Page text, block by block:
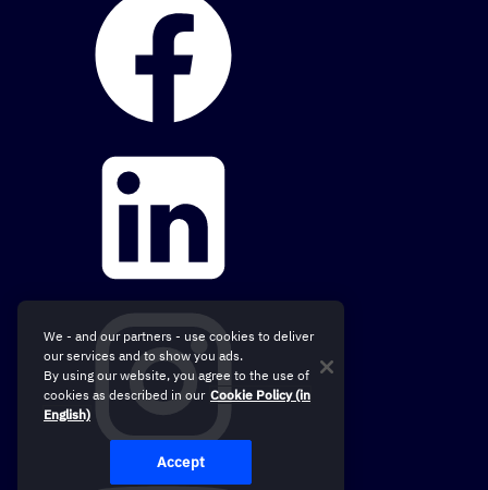
We - and our partners - use cookies to deliver
our services and to show you ads.
By using our website, you agree to the use of
cookies as described in our Cookie Policy (in
English)
Accept